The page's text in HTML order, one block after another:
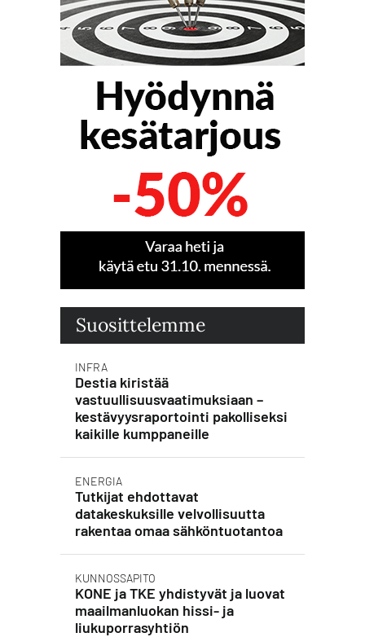
Suosittelemme
INFRA
Destia kiristää
vastuullisuusvaatimuksiaan –
kestävyysraportointi pakolliseksi
kaikille kumppaneille
ENERGIA
Tutkijat ehdottavat
datakeskuksille velvollisuutta
rakentaa omaa sähköntuotantoa
KUNNOSSAPITO
KONE ja TKE yhdistyvät ja luovat
maailmanluokan hissi- ja
liukuporrasyhtiön